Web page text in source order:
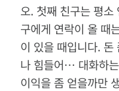
오. 첫째 친구는 평소
구에게 연락이 올 때
이 있을 때입니다. 돈
나 힘들어… 대화하
이익을 좀 얻을까만